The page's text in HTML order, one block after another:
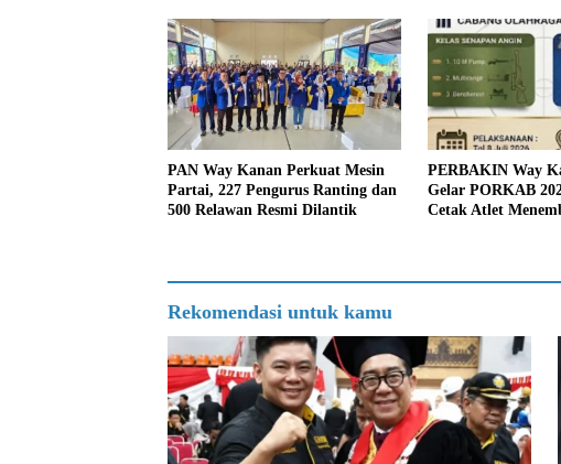
PAN Way Kanan Perkuat Mesin
Partai, 227 Pengurus Ranting dan
500 Relawan Resmi Dilantik
PERBAKIN Way
Gelar PORKAB
Cetak Atlet
Rekomendasi untuk kamu